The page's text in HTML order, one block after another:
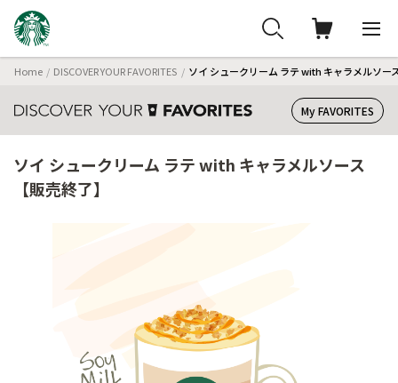
Home DISCOVER YOUR FAVORITES ソイ シュークリーム ラテ with キャラメルソー
My FAVORITES
ソイ シュークリーム ラテ with キャラメルソース
【販売終了】